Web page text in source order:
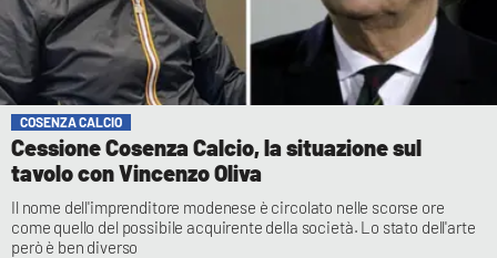
COSENZA CALCIO
Cessione Cosenza Calcio, la situazione sul
tavolo con Vincenzo Oliva
Il nome dell'imprenditore modenese è circolato nelle scorse ore
come quello del possibile acquirente della società. Lo stato dell'arte
però è ben diverso